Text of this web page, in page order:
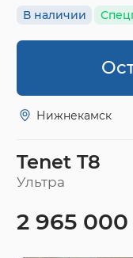
В наличии
Нижнекамск
Tenet T8
Ультра
2 965